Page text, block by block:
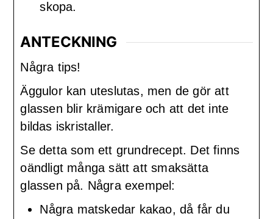
skopa.
ANTECKNING
Några tips!
Äggulor kan uteslutas, men de gör att
glassen blir krämigare och att det inte
bildas iskristaller.
Se detta som ett grundrecept. Det finns
oändligt många sätt att smaksätta
glassen på. Några exempel:
Några matskedar kakao, då får du